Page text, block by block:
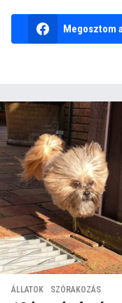
Megosztom
ÁLLATOK ,SZÓRAKOZÁS